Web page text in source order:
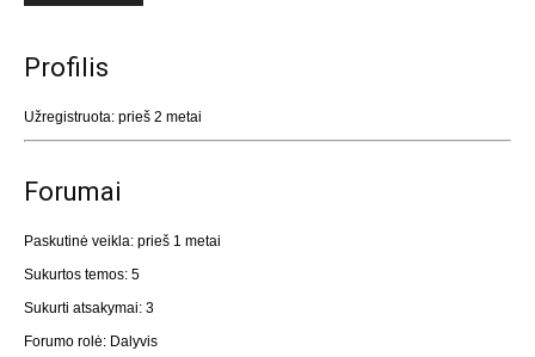
Profilis
Užregistruota: prieš 2 metai
Forumai
Paskutinė veikla: prieš 1 metai
Sukurtos temos: 5
Sukurti atsakymai: 3
Forumo rolė: Dalyvis